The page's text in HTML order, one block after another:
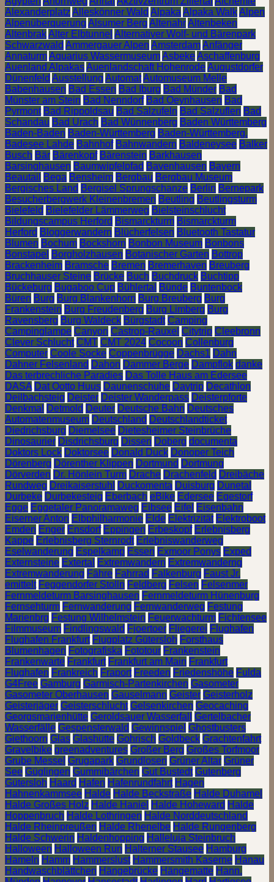
Alexanderplatz Alleskönner Wald Alpaka Alpaka WalkAlpen
Alpenüberquerung Alsumer Berg AltenahrAltenbeken
AltenbrakAlter Elbtunnel Alternativer Wolf- und Bärenpark
Schwarzwald Ammergauer Alpen AmsterdamAnfänger
AnnaturmAquarius WassermuseumAsbekeAschaffenburg
Auenland AlpakasAuenlandschaft HohenrodeAugustdorfer
Dünenfeld Ausstellung AutomatAutomuseum Melle
Babenhausen Bad Essen Bad Iburg Bad Münder Bad
Münster am Stein Bad Nenndorf Bad Oeynhausen Bad
Pyrmont Bad Rippoldsau Bad Salzufeln Bad Salzuflen Bad
Schandau Bad Urach Bad Wünnenberg Baden Württemberg
Baden-Baden Baden-Württemberg Baden-Württemberg.
Badesee Lahde Bahnhof Bahnwandern Baldeneysee Balker
Busch Bär Bärenkopf Bärenstein Barkhausen
Barsinghausen Baumwipfelpfad Bavenhausen Bayern
Beautail
Bega Bensheim Bergbau Bergbau Museum
Bergisches Land Bergisel Sprungschanze Berlin Bernepark
Besucherbergwerk Kleinenbremen Beutling Beutlingsturm
Bielefeld Bielefelder Lämmerweg Bielsteinschlucht
Bildungscampus Herford Bismarckturm Bismarckturm
Herford Bloggerwandern Blücherfelsen Bluetooth Tastatur
Blumen Bochum Bockshorn Bonbon Museum Bonbons
Bonstapel Borgholzhausen Botanischer Garten Bottrop
Brackenheim Bramsche Bremen Bremerhaven Breuberg
Bruchhauser Steine Brücke Buch Buchdruck Buchtipp
Bückeburg Bugaboo Cup Bühlertal Bünde Buntenbock
Büren Burg Burg Blankenhorn Burg Breuberg Burg
Frankenstein Burg Freudenberg Burg Limberg Burg
Ravensberg Burg Waldeck Bürgstadt Camping
Campinglampe Canyon Castrop-Rauxel Citytrip Cleebronn
Clever Schlucht CMT CMT 2024 Cocoon Collenburg
Computer Coole Socke Coppenbrügge Dachs1 Dahn
Dahner Felsenland Dahon Dammer Berge Dampflok danke
Das terbrechliche Paradies Das Tolle Haus am Edersee
DASA Dat Ootto Huus Daunenschuhe Daytrip Decathlon
Deilbachsteig Deister Deister Wanderpass Deisterpforte
Denkmal
Detmold Deuter Deutsche Bahn Deutsches
Automatenmuseum Deutschland Deutschlandticket
Diedrichsburg Diemelsee Dietesheimer Steinbrüche
Dinosaurier Disdrichsburg Dissen Doberg documenta
Doktors Lock Doktorsee Donald Duck Donoper Teich
Dörenberg Dörenther Klippen Dortmund Dortmung
Dörverden Dr. Hönlein Turm Drache Drachenfeld Dreibäche
Rundweg Dreikaiserstuhl Duckomenta Duisburg Dunetal
Durbeke Durbekesteig Eberbach eBike Edersee Egestorf
Egge Eggetaler Panoramaweg Eibsee Eifel Eisenbahn
Eiserner Anton Elbphilharmonie Elde Elektrizität Elektroboot
Emden Enger Ensdorf Eppingen Erbeskopf Erlebnisberg
Kappe Erlebnisberg Sternrodt Erlebniswanderweg
Eselwanderung Espelkamp Essen Exmoor Ponys Exped
Externsteine Extertal Extremwandern Extremwanderng
Extremwanderung Fähre Fahrrad Falkenburg Faust Jr.
emittelt Feggendorfer Stolln Feldberg Felsen Felsenmer
Fernmeldeturm Barsinghausen Fernmeldeturm Hünenburg
Fernsehturm Fernwanderung Fernwanderweg Festung
Marienbrg Festung Wilhelmstein Feuerwachturm Fichtensee
Filmmuseum Findlingswald Fjoertoer Fliegerei Flughafen
Flughafen Frankfurt Flugplatz Gütersloh Forsthaus
Blumenhagen Fotografiska Fototour Frankenstein
Frankenwarte Frankfurt Frankfurt am Main Frankfurt
Flughafen Frankreich Fraport Freeden Friedenshöhe Fulda
G4Free Gamburg Garmisch-Partenkirchen Gasometer
Gasometer Oberhausen Gauselmann Geister Geisterholz
Geisterjäger Geisterschlucht Gelsenkirchen Geocaching
Georgsmarienhütte Geroldsauer Wasserfall
Gertelbacher
Wasserfälle Gespensterwald Gewinnspiel Ghostbusters
Giethoorn Glas Glashütte Gohrisch Goldbeck Grachtenfahrt
Gravelbike greenadventures Großer Berg Großes Torfmoor
Grube Messel Grugapark Grundlosen Grüner Altar Grüner
See Güglingen Gummibärchen Gut Bustedt Gutenberg
Gütersloh Haard Hafen Hafenrundfahrt Hagen
Hahnenkammsee Halde Halde Beckstraße Halde Duhamel
Halde Großes Holz Halde Haniel Halde Hoheward Halde
Hoppenbruch Halde Lothringen Halde Norddeutschland
Halde Rheinpreußen Halde Rhenelbe Halde Rungenberg
Halde Schwerin Haldenhopping Halleluja Steinbruch
Halloween Halloween Run Halterner Stausee Hamburg
Hameln Hamm Hammerslust Hammersmith Kaserne Hanau
Handwaschblättchen Hängebrücke Hängematte Hann.